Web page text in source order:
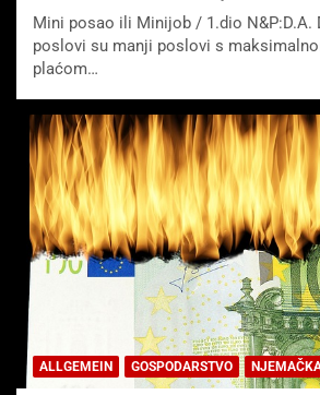
Mini posao ili Minijob / 1.dio N&P:D.A.
poslovi su manji poslovi s
plaćom…
ALLGEMEIN GOSPODARSTVO